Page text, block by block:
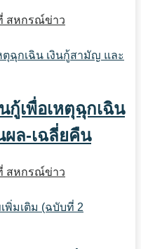
สหกรณ์ข่าว
กู้เพื่อเหตุฉุกเฉิน
ผล-เฉลี่ยคืน
สหกรณ์ข่าว